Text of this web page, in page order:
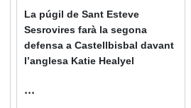
La púgil de Sant Esteve
Sesrovires farà la segona
defensa a Castellbisbal davant
l’anglesa Katie Healyel
...